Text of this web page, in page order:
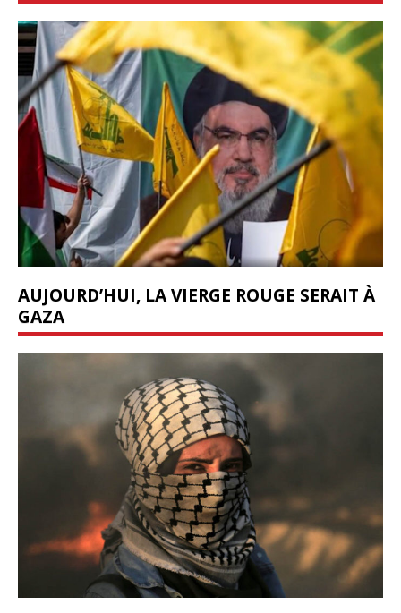
AUJOURD’HUI, LA VIERGE ROUGE SERAIT À
GAZA